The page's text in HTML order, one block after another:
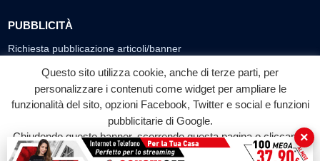
PUBBLICITÀ
Richiesta pubblicazione articoli/banner
SEGUICI SUI SOCIAL
f
Facebook
◎ ▶
YouTube
Questo sito utilizza cookie, anche di terze parti, per
personalizzare i contenuti come widget per ampliare le
funzionalità del sito, opzioni Facebook, Twitter e social e funzioni
pubblicitarie di Google.
Chiudendo questo banner, scorrendo questa pagina o cliccando
su qualunque suo elemento acconsenti all'uso dei cookie.
×